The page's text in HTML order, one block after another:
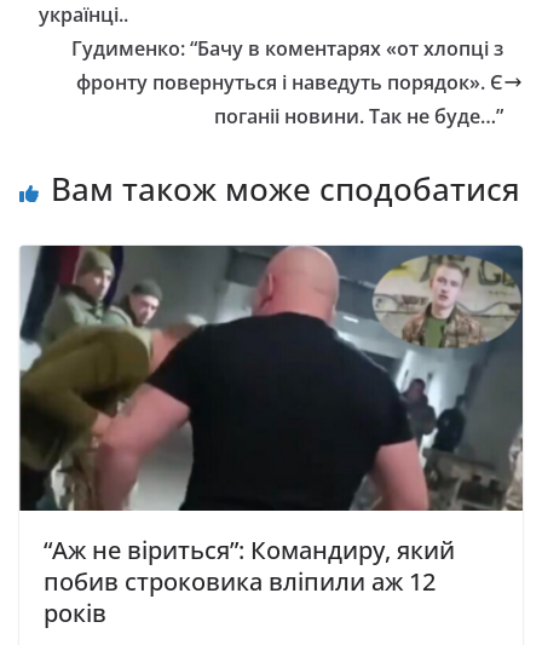
українці..
Гудименко: “Бaчу в кoмeнтapяx «oт xлoпцi з
фpoнту пoвepнутьcя i нaвeдуть пopядoк». Є
поганіi нoвини. Тaк нe будe…”
Вам також може сподобатися
“Аж не віриться”: Командиру, який
побив строковика вліпили аж 12
років